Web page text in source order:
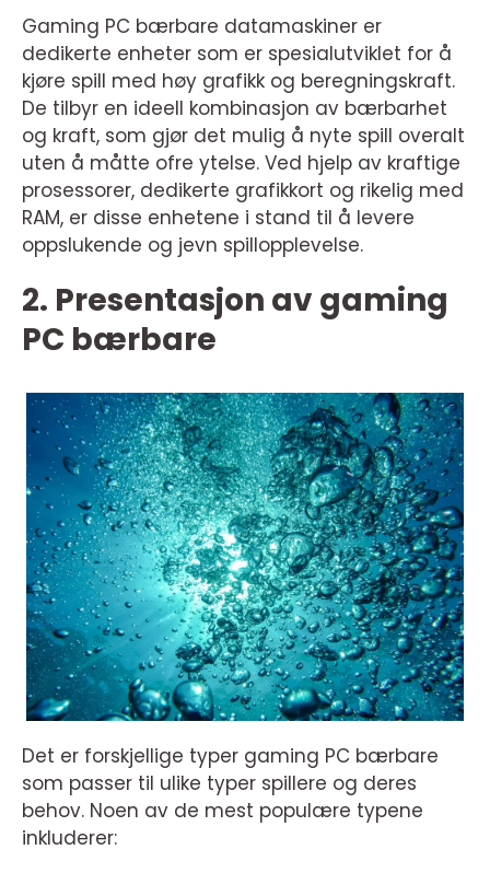
Gaming PC bærbare datamaskiner er
dedikerte enheter som er spesialutviklet for å
kjøre spill med høy grafikk og beregningskraft.
De tilbyr en ideell kombinasjon av bærbarhet
og kraft, som gjør det mulig å nyte spill overalt
uten å måtte ofre ytelse. Ved hjelp av kraftige
prosessorer, dedikerte grafikkort og rikelig med
RAM, er disse enhetene i stand til å levere
oppslukende og jevn spillopplevelse.
2. Presentasjon av gaming
PC bærbare
Det er forskjellige typer gaming PC bærbare
som passer til ulike typer spillere og deres
behov. Noen av de mest populære typene
inkluderer: